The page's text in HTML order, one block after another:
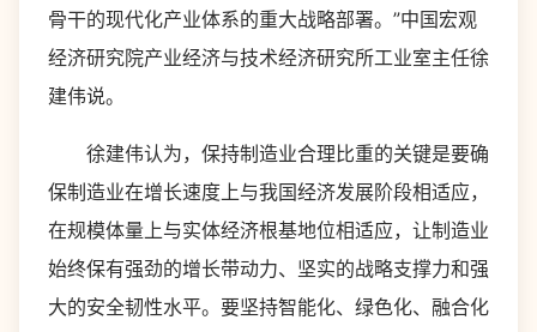
骨干的现代化产业体系的重大战略部署。”中国宏观
经济研究院产业经济与技术经济研究所工业室主任徐
建伟说。
徐建伟认为，保持制造业合理比重的关键是要确
保制造业在增长速度上与我国经济发展阶段相适应，
在规模体量上与实体经济根基地位相适应，让制造业
始终保有强劲的增长带动力、坚实的战略支撑力和强
大的安全韧性水平。要坚持智能化、绿色化、融合化